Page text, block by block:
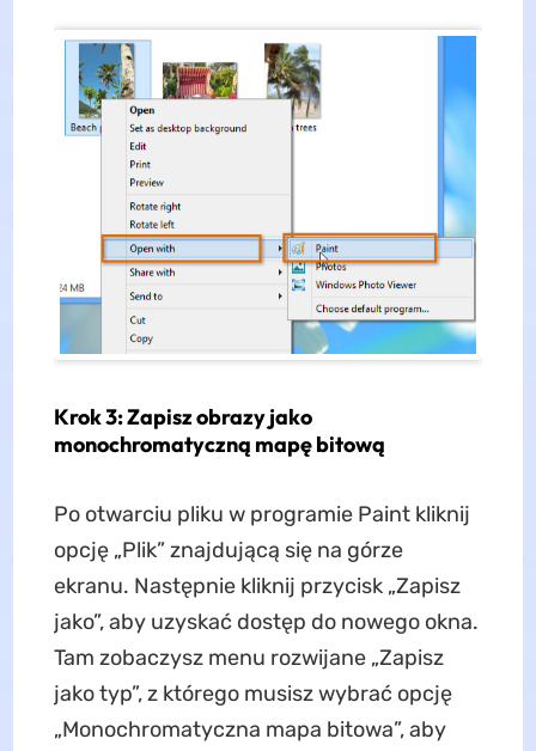
Krok 3: Zapisz obrazy jako
monochromatyczną mapę bitową
Po otwarciu pliku w programie Paint kliknij
opcję „Plik” znajdującą się na górze
ekranu. Następnie kliknij przycisk „Zapisz
jako”, aby uzyskać dostęp do nowego okna.
Tam zobaczysz menu rozwijane „Zapisz
jako typ”, z którego musisz wybrać opcję
„Monochromatyczna mapa bitowa”, aby